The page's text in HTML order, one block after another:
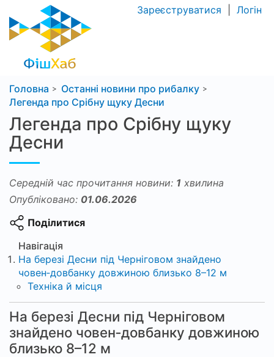
Зареєструватися Логін
Головна
Останні новини про рибалку
Легенда про Срібну щуку Десни
Легенда про Срібну щуку
Десни
Середній час прочитання новини: 1 хвилина
Опубліковано: 01.06.2026
Поділитися
Навігація
На березі Десни під Черніговом знайдено
човен‑довбанку довжиною близько 8–12 м
Техніка й місця
На березі Десни під Черніговом
знайдено човен‑довбанку довжиною
близько 8–12 м